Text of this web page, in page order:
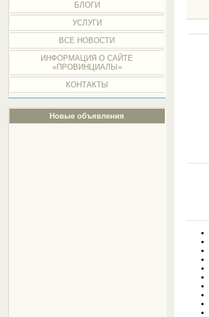
БЛОГИ
УСЛУГИ
ВСЕ НОВОСТИ
ИНФОРМАЦИЯ О САЙТЕ
«ПРОВИНЦИАЛЫ»
КОНТАКТЫ
Новые объявления